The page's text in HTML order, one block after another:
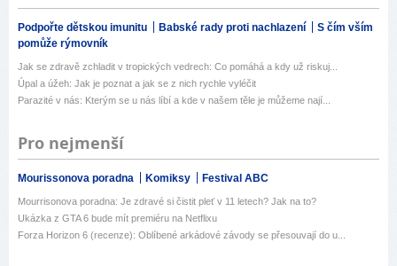
Podpořte dětskou imunitu Babské rady proti nachlazení
S čím vším
pomůže rýmovník
Jak se zdravě zchladit v tropických vedrech: Co pomáhá a kdy už riskuj...
Úpal a úžeh: Jak je poznat a jak se z nich rychle vyléčit
Parazité v nás: Kterým se u nás líbí a kde v našem těle je můžeme nají...
Pro nejmenší
Mourissonova poradna Komiksy Festival ABC
Mourrisonova poradna: Je zdravé si čistit pleť v 11 letech? Jak na to?
Ukázka z GTA 6 bude mít premiéru na Netflixu
Forza Horizon 6 (recenze): Oblíbené arkádové závody se přesouvají do u...